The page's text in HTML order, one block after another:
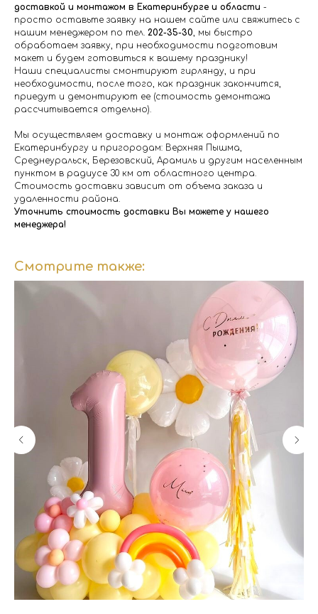
доставкой и монтажом в Екатеринбурге и области -
просто оставьте заявку на нашем сайте или свяжитесь с
нашим менеджером по тел. 202-35-30, мы быстро
обработаем заявку, при необходимости подготовим
макет и будем готовиться к вашему празднику!
Наши специалисты смонтируют гирлянду, и при
необходимости, после того, как праздник закончится,
приедут и демонтируют ее (стоимость демонтажа
рассчитывается отдельно).
Мы осуществляем доставку и монтаж оформлений по
Екатеринбургу и пригородам: Верхняя Пышма,
Среднеуральск, Березовский, Арамиль и другим населенным
пунктом в радиусе 30 км от областного центра.
Стоимость доставки зависит от объема заказа и
удаленности района.
Уточнить стоимость доставки Вы можете у нашего
менеджера!
Смотрите также: